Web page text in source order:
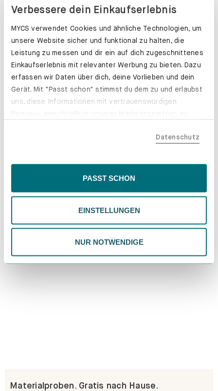
Verbessere dein Einkaufserlebnis
MYCS verwendet Cookies und ähnliche Technologien, um
unsere Website sicher und funktional zu halten, die
Leistung zu messen und dir ein auf dich zugeschnittenes
Einkaufserlebnis mit relevanter Werbung zu bieten. Dazu
erfassen wir Daten über dich, deine Vorlieben und dein
Gerät. Mit "Passt schon" stimmst du dem zu und erlaubst
uns, diese Informationen mit vertrauenswürdigen
der EU, beispielsweise in den USA, verarbeitet werden
Inhalte eingeschränkt sein könnten. Wähle
deiner Präferenzen. Du kannst deine Wahl jederzeit
ändern. Weitere Informationen findest du in unserer
Datenschutzrichtlinie.
Datenschutz
PASST SCHON
EINSTELLUNGEN
NUR NOTWENDIGE
Materialproben. Gratis nach Hause.